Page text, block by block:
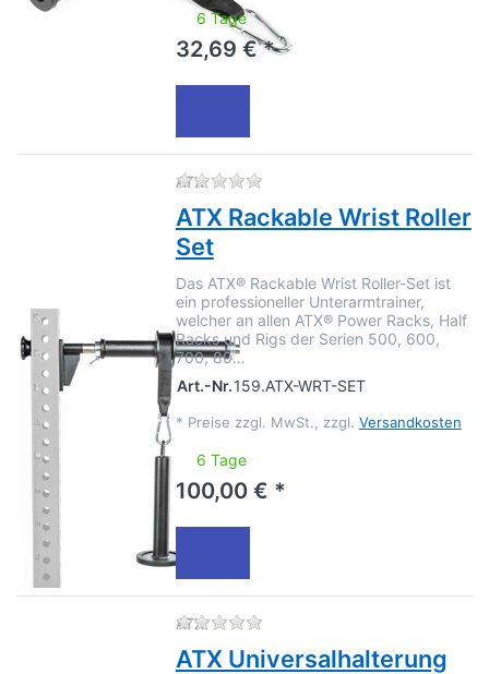
6 Tage
32,69 € *
ATX Zu diesem Produkt liegen
ATX Rackable Wrist Roller
Set
Das ATX® Rackable Wrist Roller-Set ist
ein professioneller Unterarmtrainer,
welcher an allen ATX® Power Racks, Half
Racks und Rigs der Serien 500, 600,
700, 80…
Art.-Nr.159.ATX-WRT-SET
* Preise zzgl. MwSt., zzgl. Versandkosten
6 Tage
100,00 € *
ATX Zu diesem Produkt liegen
ATX Universalhalterung